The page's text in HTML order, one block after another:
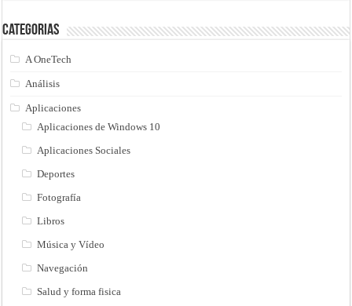
Categorias
A OneTech
Análisis
Aplicaciones
Aplicaciones de Windows 10
Aplicaciones Sociales
Deportes
Fotografía
Libros
Música y Vídeo
Navegación
Salud y forma fisica